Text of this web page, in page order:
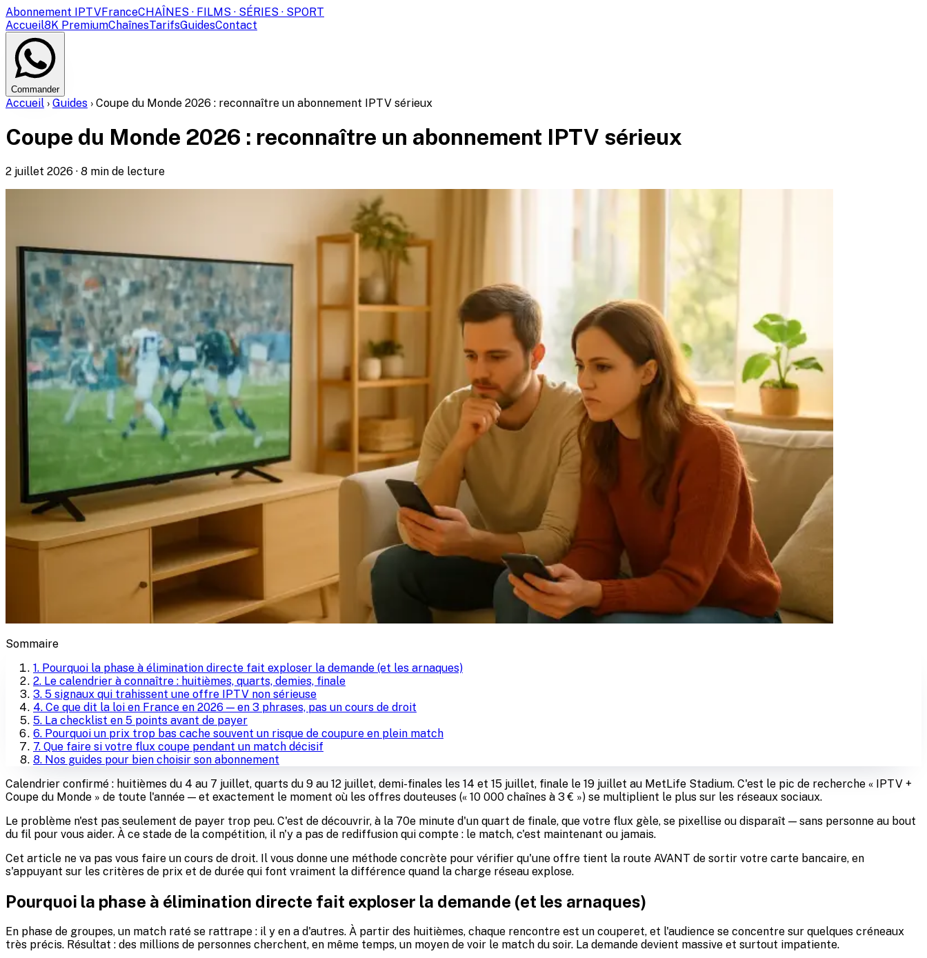
Abonnement IPTVFranceCHAÎNES · FILMS · SÉRIES · SPORT
Accueil8K PremiumChaînesTarifsGuidesContact
Commander
Accueil › Guides › Coupe du Monde 2026 : reconnaître un abonnement IPTV sérieux
Coupe du Monde 2026 : reconnaître un abonnement IPTV sérieux
2 juillet 2026 · 8 min de lecture
Sommaire
1. Pourquoi la phase à élimination directe fait exploser la demande (et les arnaques)
2. Le calendrier à connaître : huitièmes, quarts, demies, finale
3. 5 signaux qui trahissent une offre IPTV non sérieuse
4. Ce que dit la loi en France en 2026 — en 3 phrases, pas un cours de droit
5. La checklist en 5 points avant de payer
6. Pourquoi un prix trop bas cache souvent un risque de coupure en plein match
7. Que faire si votre flux coupe pendant un match décisif
8. Nos guides pour bien choisir son abonnement
Calendrier confirmé : huitièmes du 4 au 7 juillet, quarts du 9 au 12 juillet, demi-finales les 14 et 15 juillet, finale le 19 juillet au MetLife Stadium. C'est le pic de recherche « IPTV +
Coupe du Monde » de toute l'année — et exactement le moment où les offres douteuses (« 10 000 chaînes à 3 € ») se multiplient le plus sur les réseaux sociaux.
Le problème n'est pas seulement de payer trop peu. C'est de découvrir, à la 70e minute d'un quart de finale, que votre flux gèle, se pixellise ou disparaît — sans personne au bout
du fil pour vous aider. À ce stade de la compétition, il n'y a pas de rediffusion qui compte : le match, c'est maintenant ou jamais.
Cet article ne va pas vous faire un cours de droit. Il vous donne une méthode concrète pour vérifier qu'une offre tient la route AVANT de sortir votre carte bancaire, en
s'appuyant sur les critères de prix et de durée qui font vraiment la différence quand la charge réseau explose.
Pourquoi la phase à élimination directe fait exploser la demande (et les arnaques)
En phase de groupes, un match raté se rattrape : il y en a d'autres. À partir des huitièmes, chaque rencontre est un couperet, et l'audience se concentre sur quelques créneaux
très précis. Résultat : des millions de personnes cherchent, en même temps, un moyen de voir le match du soir. La demande devient massive et surtout impatiente.